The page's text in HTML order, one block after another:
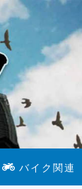
バイク関連